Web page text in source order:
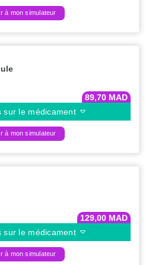
à mon simulateur
89,70 MAD
sur le médicament
à mon simulateur
129,00 MAD
sur le médicament
à mon simulateur